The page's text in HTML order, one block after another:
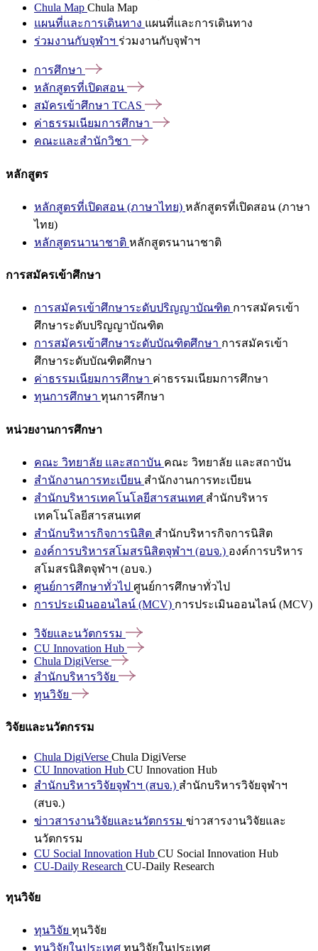
Chula Map Chula Map
แผนที่และการเดินทาง แผนที่และการเดินทาง
ร่วมงานกับจุฬาฯ ร่วมงานกับจุฬาฯ
การศึกษา
หลักสูตรที่เปิดสอน
สมัครเข้าศึกษา TCAS
ค่าธรรมเนียมการศึกษา
คณะและสำนักวิชา
หลักสูตร
หลักสูตรที่เปิดสอน (ภาษาไทย) หลักสูตรที่เปิดสอน (ภาษา
ไทย)
หลักสูตรนานาชาติ หลักสูตรนานาชาติ
การสมัครเข้าศึกษา
การสมัครเข้าศึกษาระดับปริญญาบัณฑิต การสมัครเข้า
ศึกษาระดับปริญญาบัณฑิต
การสมัครเข้าศึกษาระดับบัณฑิตศึกษา การสมัครเข้า
ศึกษาระดับบัณฑิตศึกษา
ค่าธรรมเนียมการศึกษา ค่าธรรมเนียมการศึกษา
ทุนการศึกษา ทุนการศึกษา
หน่วยงานการศึกษา
คณะ วิทยาลัย และสถาบัน คณะ วิทยาลัย และสถาบัน
สำนักงานการทะเบียน สำนักงานการทะเบียน
สำนักบริหารเทคโนโลยีสารสนเทศ สำนักบริหาร
เทคโนโลยีสารสนเทศ
สำนักบริหารกิจการนิสิต สำนักบริหารกิจการนิสิต
องค์การบริหารสโมสรนิสิตจุฬาฯ (อบจ.) องค์การบริหาร
สโมสรนิสิตจุฬาฯ (อบจ.)
ศูนย์การศึกษาทั่วไป ศูนย์การศึกษาทั่วไป
การประเมินออนไลน์ (MCV) การประเมินออนไลน์ (MCV)
วิจัยและนวัตกรรม
CU Innovation Hub
Chula DigiVerse
สำนักบริหารวิจัย
ทุนวิจัย
วิจัยและนวัตกรรม
Chula DigiVerse Chula DigiVerse
CU Innovation Hub CU Innovation Hub
สำนักบริหารวิจัยจุฬาฯ (สบจ.) สำนักบริหารวิจัยจุฬาฯ
(สบจ.)
ข่าวสารงานวิจัยและนวัตกรรม ข่าวสารงานวิจัยและ
นวัตกรรม
CU Social Innovation Hub CU Social Innovation Hub
CU-Daily Research CU-Daily Research
ทุนวิจัย
ทุนวิจัย ทุนวิจัย
ทุนวิจัยในประเทศ ทุนวิจัยในประเทศ